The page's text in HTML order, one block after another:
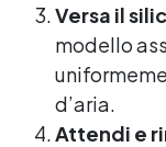
Versa il
modello
d’aria.
Attendi e